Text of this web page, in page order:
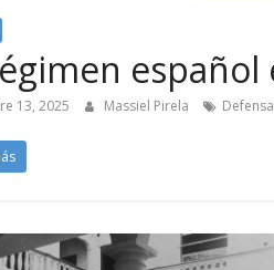
13, 2025 Massiel Pirela